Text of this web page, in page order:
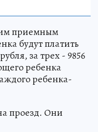
приемным
будут платить
за трех - 9856
ребенка
ребенка-
проезд. Они